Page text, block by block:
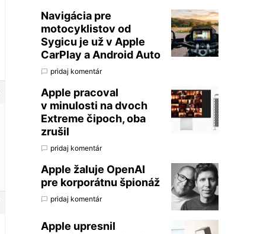
Navigácia pre
motocyklistov od
Sygicu je už v Apple
CarPlay a Android Auto
pridaj komentár
Apple pracoval
v minulosti na dvoch
Extreme čipoch, oba
zrušil
pridaj komentár
Apple žaluje OpenAI
pre korporátnu špionáž
pridaj komentár
Apple upresnil